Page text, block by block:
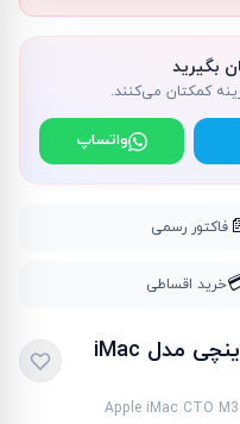
بگیرید
کمکتان می‌کنند.
واتساپ
فاکتور رسمی
خرید اقساطی
کامپیوتر آل این وان اپل 24 اینچی مدل iMac
Apple iMac CTO